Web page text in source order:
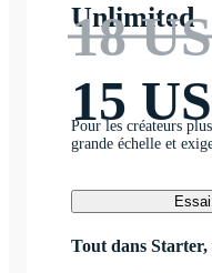
Unlimited
18
15
Pour les créateurs
grande échelle et
Tout dans Starter,